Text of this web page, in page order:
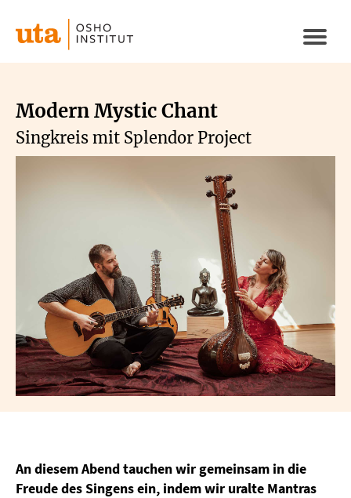
zum
Inhalt
Modern Mystic Chant
Singkreis mit Splendor Project
An diesem Abend tauchen wir gemeinsam in die
Freude des Singens ein, indem wir uralte Mantras